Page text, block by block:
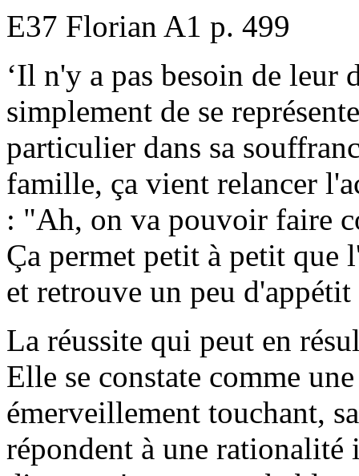
E37 Florian A1 p. 499
‘Il n'y a pas besoin de
simplement de se
particulier dans sa
famille, ça vient relancer
: "Ah, on va pouvoir faire
Ça permet petit à petit que
et retrouve un peu
La réussite qui peut en
Elle se constate comme
émerveillement touchant,
répondent à une rationalité